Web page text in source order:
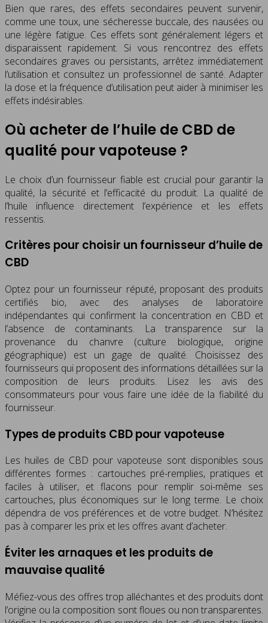
Bien que rares, des effets secondaires peuvent survenir,
comme une toux, une sécheresse buccale, des nausées ou
une légère fatigue. Ces effets sont généralement légers et
disparaissent rapidement. Si vous rencontrez des effets
secondaires graves ou persistants, arrêtez immédiatement
l’utilisation et consultez un professionnel de santé. Adapter
la dose et la fréquence d’utilisation peut aider à minimiser les
effets indésirables.
Où acheter de l’huile de CBD de
qualité pour vapoteuse ?
Le choix d’un fournisseur fiable est crucial pour garantir la
qualité, la sécurité et l’efficacité du produit. La qualité de
l’huile influence directement l’expérience et les effets
ressentis.
Critères pour choisir un fournisseur d’huile de
CBD
Optez pour un fournisseur réputé, proposant des produits
certifiés bio, avec des analyses de laboratoire
indépendantes qui confirment la concentration en CBD et
l’absence de contaminants. La transparence sur la
provenance du chanvre (culture biologique, origine
géographique) est un gage de qualité. Choisissez des
fournisseurs qui proposent des informations détaillées sur la
composition de leurs produits. Lisez les avis des
consommateurs pour vous faire une idée de la fiabilité du
fournisseur.
Types de produits CBD pour vapoteuse
Les huiles de CBD pour vapoteuse sont disponibles sous
différentes formes : cartouches pré-remplies, pratiques et
faciles à utiliser, et flacons pour remplir soi-même ses
cartouches, plus économiques sur le long terme. Le choix
dépendra de vos préférences et de votre budget. N’hésitez
pas à comparer les prix et les offres avant d’acheter.
Éviter les arnaques et les produits de
mauvaise qualité
Méfiez-vous des offres trop alléchantes et des produits dont
l’origine ou la composition sont floues ou non transparentes.